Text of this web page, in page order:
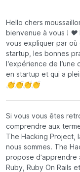
Hello chers
bienvenue à vous ! ❤
vous expliquer par
startup, les bonnes
l’expérience de
en startup et qui a
👏👏👏👏
Si vous vous êtes
comprendre aux
The Hacking Project,
nous sommes. The
propose d’apprendre
Ruby, Ruby On Rails